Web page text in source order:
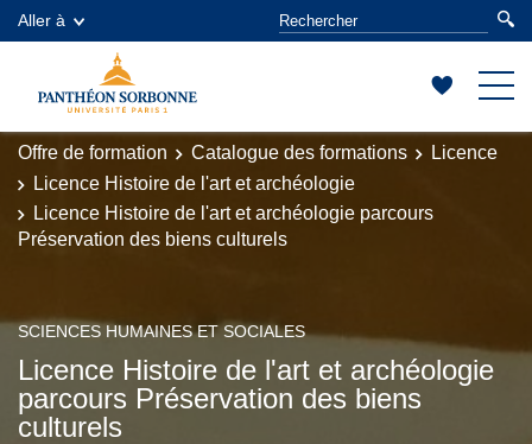
Aller à
Offre de formation Catalogue des formations
Licence
Licence Histoire de l'art et archéologie
Licence Histoire de l'art et archéologie parcours
Préservation des biens culturels
SCIENCES HUMAINES ET SOCIALES
Licence Histoire de l'art et archéologie
parcours Préservation des biens
culturels